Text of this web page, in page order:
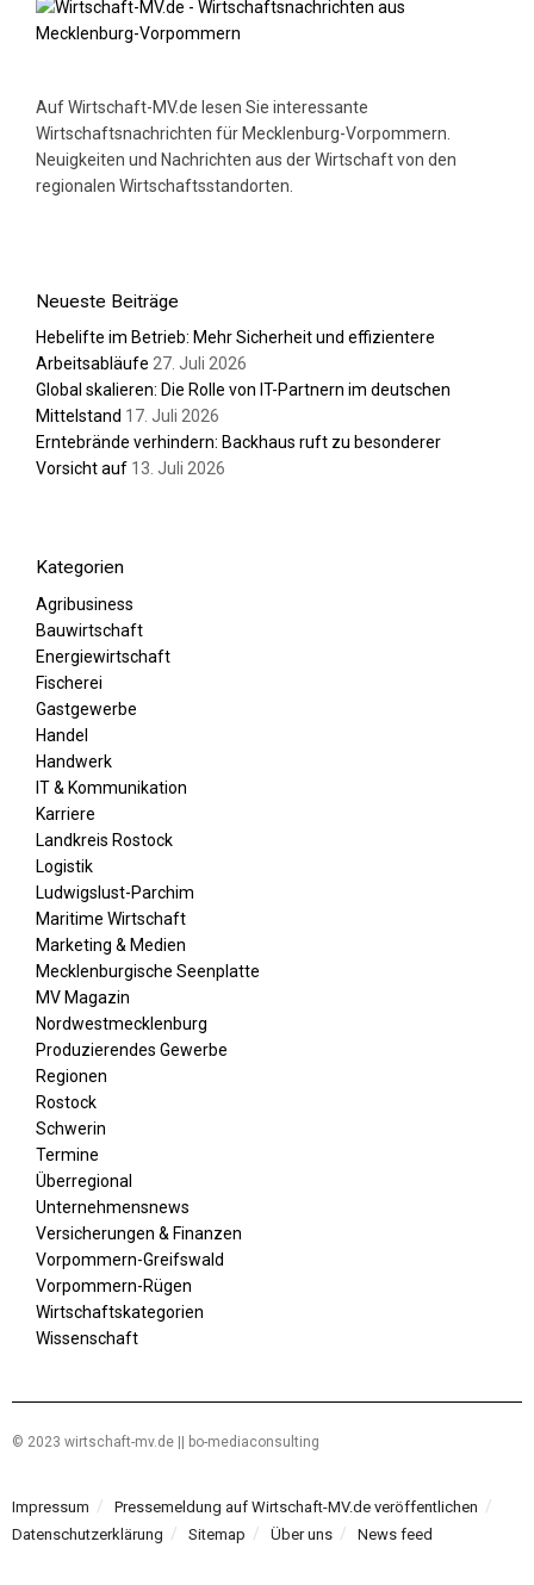
Auf Wirtschaft-MV.de lesen Sie interessante
Wirtschaftsnachrichten für Mecklenburg-Vorpommern.
Neuigkeiten und Nachrichten aus der Wirtschaft von den
regionalen Wirtschaftsstandorten.
Neueste Beiträge
Hebelifte im Betrieb: Mehr Sicherheit und effizientere
Arbeitsabläufe 27. Juli 2026
Global skalieren: Die Rolle von IT-Partnern im deutschen
Mittelstand 17. Juli 2026
Erntebrände verhindern: Backhaus ruft zu besonderer
Vorsicht auf 13. Juli 2026
Kategorien
Agribusiness
Bauwirtschaft
Energiewirtschaft
Fischerei
Gastgewerbe
Handel
Handwerk
IT & Kommunikation
Karriere
Landkreis Rostock
Logistik
Ludwigslust-Parchim
Maritime Wirtschaft
Marketing & Medien
Mecklenburgische Seenplatte
MV Magazin
Nordwestmecklenburg
Produzierendes Gewerbe
Regionen
Rostock
Schwerin
Termine
Überregional
Unternehmensnews
Versicherungen & Finanzen
Vorpommern-Greifswald
Vorpommern-Rügen
Wirtschaftskategorien
Wissenschaft
© 2023 wirtschaft-mv.de || bo-mediaconsulting
Impressum
Pressemeldung auf Wirtschaft-MV.de veröffentlichen
Datenschutzerklärung
Sitemap Über uns News feed